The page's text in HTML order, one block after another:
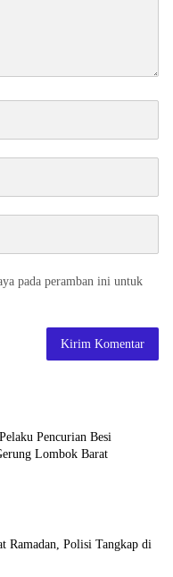
pada peramban ini untuk
Pencurian Besi
Lombok Barat
Ramadan, Polisi Tangkap di